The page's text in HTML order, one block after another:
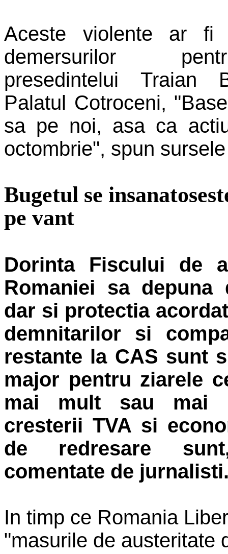
Aceste violente ar fi
demersurilor
presedintelui Traian
Palatul Cotroceni,
sa pe noi, asa ca
octombrie", spun
Bugetul se
pe vant
Dorinta Fiscului de
Romaniei sa depuna
dar si protectia
demnitarilor si
restante la CAS sunt
major pentru ziarele
mai mult sau mai
cresterii TVA si
de redresare
comentate de
In timp ce Romania
"masurile de austeritate